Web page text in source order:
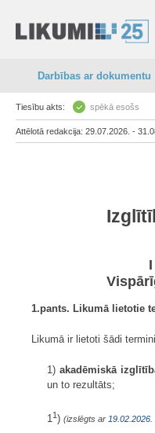
Darbības ar dokumentu
Tiesību akts: spēkā esošs
Attēlotā redakcija: 29.07.2026. -
1.pants. Likumā lietotie
Likumā ir lietoti šādi
1) akadēmiskā
un to rezultāts;
11) (izslēgts ar 19.02.2026